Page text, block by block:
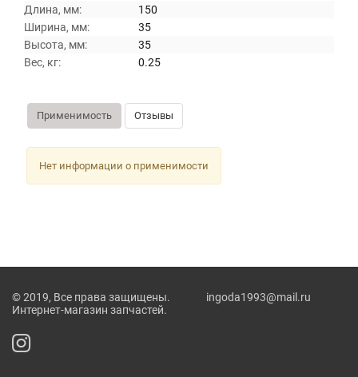
Длина, мм:
150
Ширина, мм:
35
Высота, мм:
35
Вес, кг:
0.25
Применимость Отзывы
Нет информации о применимости
© 2019, Все права защищены. ingoda1993@mail.ru
Интернет-магазин запчастей.